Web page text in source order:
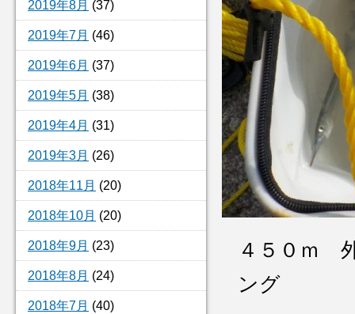
2019年8月 (37)
2019年7月 (46)
2019年6月 (37)
2019年5月 (38)
2019年4月 (31)
2019年3月 (26)
2018年11月 (20)
2018年10月 (20)
2018年9月 (23)
2018年8月 (24)
2018年7月 (40)
４５０ｍ
ング